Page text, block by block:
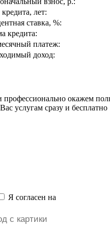
лет:
ставка, %:
кредита:
платеж:
доход:
окажем
услугам сразу и бесплатно
Я согласен на